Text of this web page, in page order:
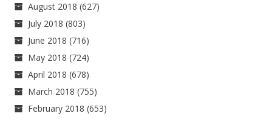
August 2018 (627)
July 2018 (803)
June 2018 (716)
May 2018 (724)
April 2018 (678)
March 2018 (755)
February 2018 (653)